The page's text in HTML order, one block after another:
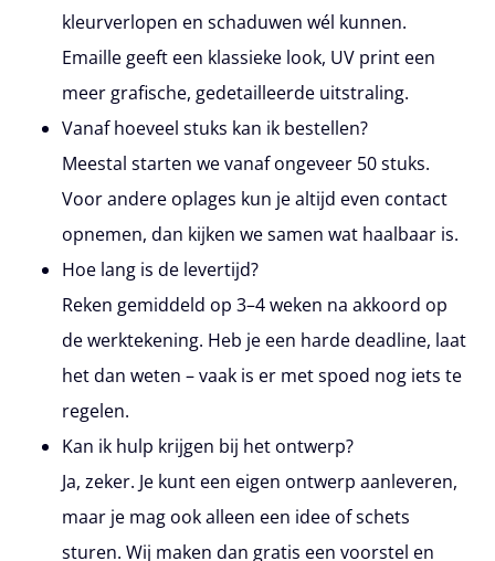
kleurverlopen en schaduwen wél kunnen.
Emaille geeft een klassieke look, UV print een
meer grafische, gedetailleerde uitstraling.
Vanaf hoeveel stuks kan ik bestellen?
Meestal starten we vanaf ongeveer 50 stuks.
Voor andere oplages kun je altijd even contact
opnemen, dan kijken we samen wat haalbaar is.
Hoe lang is de levertijd?
Reken gemiddeld op 3–4 weken na akkoord op
de werktekening. Heb je een harde deadline, laat
het dan weten – vaak is er met spoed nog iets te
regelen.
Kan ik hulp krijgen bij het ontwerp?
Ja, zeker. Je kunt een eigen ontwerp aanleveren,
maar je mag ook alleen een idee of schets
sturen. Wij maken dan gratis een voorstel en